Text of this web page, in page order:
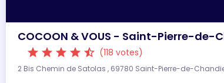
COCOON & VOUS - Saint-Pierre-de-
star star star star star_half (118 votes)
2 Bis Chemin de Satolas , 69780 Saint-Pierre-de-